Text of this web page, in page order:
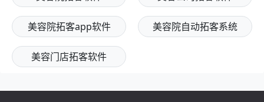
美容院拓客app软件 美容院自动拓客系统
美容门店拓客软件